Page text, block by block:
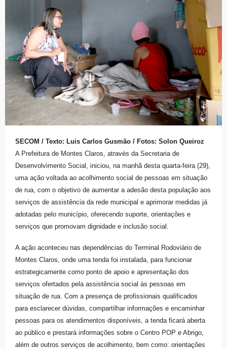
SECOM / Texto: Luis Carlos Gusmão / Fotos: Solon Queiroz
A Prefeitura de Montes Claros, através da Secretaria de
Desenvolvimento Social, iniciou, na manhã desta quarta-feira (29),
uma ação voltada ao acolhimento social de pessoas em situação
de rua, com o objetivo de aumentar a adesão desta população aos
serviços de assistência da rede municipal e aprimorar medidas já
adotadas pelo município, oferecendo suporte, orientações e
serviços que promovam dignidade e inclusão social.
A ação aconteceu nas dependências do Terminal Rodoviário de
Montes Claros, onde uma tenda foi instalada, para funcionar
estrategicamente como ponto de apoio e apresentação dos
serviços ofertados pela assistência social às pessoas em
situação de rua. Com a presença de profissionais qualificados
para esclarecer dúvidas, compartilhar informações e encaminhar
pessoas para os atendimentos disponíveis, a tenda ficará aberta
ao público e prestará informações sobre o Centro POP e Abrigo,
além de outros serviços de acolhimento, bem como: orientações